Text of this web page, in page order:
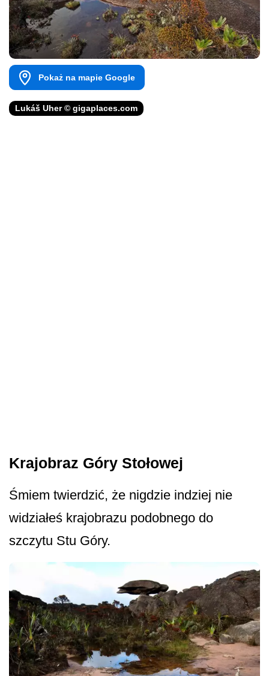
Pokaż na mapie Google
Lukáš Uher © gigaplaces.com
Krajobraz Góry Stołowej
Śmiem twierdzić, że nigdzie indziej nie
widziałeś krajobrazu podobnego do
szczytu Stu Góry.